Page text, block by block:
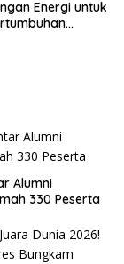
Energi untuk
Alumni
330 Peserta